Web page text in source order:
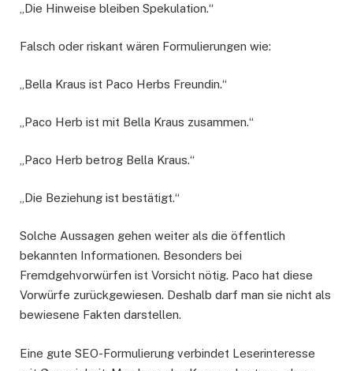
„Die Hinweise bleiben Spekulation.“
Falsch oder riskant wären Formulierungen wie:
„Bella Kraus ist Paco Herbs Freundin.“
„Paco Herb ist mit Bella Kraus zusammen.“
„Paco Herb betrog Bella Kraus.“
„Die Beziehung ist bestätigt.“
Solche Aussagen gehen weiter als die öffentlich
bekannten Informationen. Besonders bei
Fremdgehvorwürfen ist Vorsicht nötig. Paco hat diese
Vorwürfe zurückgewiesen. Deshalb darf man sie nicht als
bewiesene Fakten darstellen.
Eine gute SEO-Formulierung verbindet Leserinteresse